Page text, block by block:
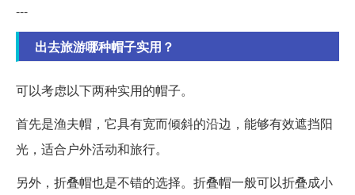
---
出去旅游哪种帽子实用？
可以考虑以下两种实用的帽子。
首先是渔夫帽，它具有宽而倾斜的沿边，能够有效遮挡阳
光，适合户外活动和旅行。
另外，折叠帽也是不错的选择。折叠帽一般可以折叠成小